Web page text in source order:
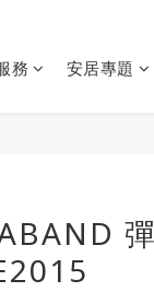
務 安居專題